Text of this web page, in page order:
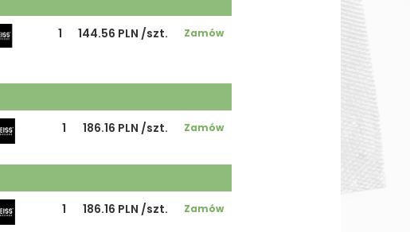
1 144.56 PLN /szt. Zamów
1 186.16 PLN /szt. Zamów
1 186.16 PLN /szt. Zamów